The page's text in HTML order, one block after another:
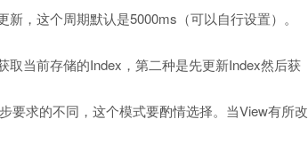
，这个周期默认是5000ms（可以自行设置）。
当前存储的Index，第二种是先更新Index然后获
要求的不同，这个模式要酌情选择。当View有所改